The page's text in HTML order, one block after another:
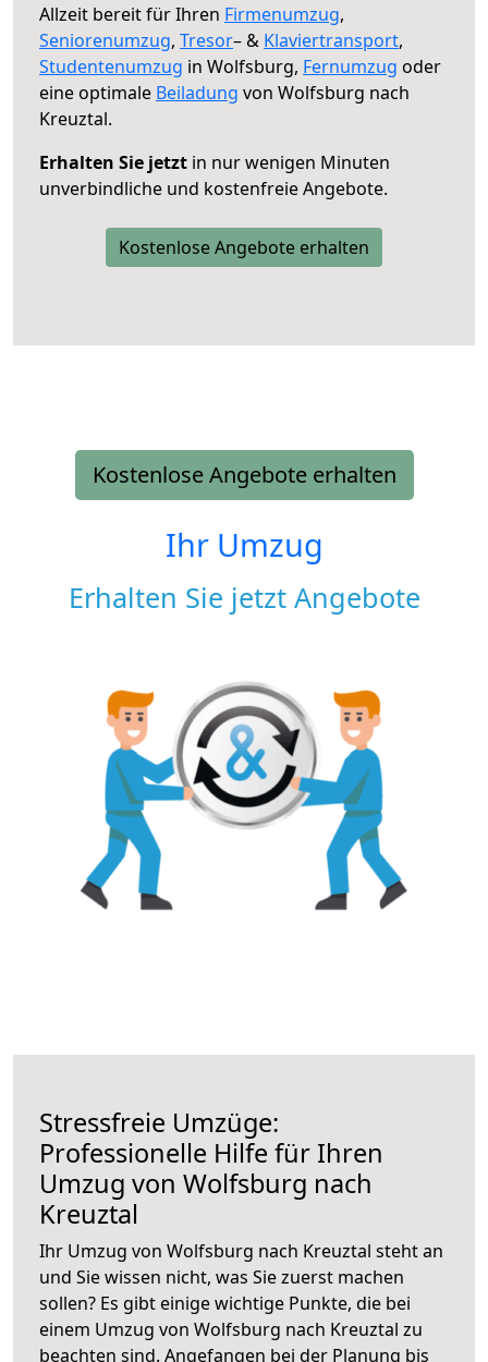
Allzeit bereit für Ihren Firmenumzug,
Seniorenumzug, Tresor– & Klaviertransport,
Studentenumzug in Wolfsburg, Fernumzug oder
eine optimale Beiladung von Wolfsburg nach
Kreuztal.
Erhalten Sie jetzt in nur wenigen Minuten
unverbindliche und kostenfreie Angebote.
Kostenlose Angebote erhalten
Kostenlose Angebote erhalten
Ihr Umzug
Erhalten Sie jetzt Angebote
Stressfreie Umzüge:
Professionelle Hilfe für Ihren
Umzug von Wolfsburg nach
Kreuztal
Ihr Umzug von Wolfsburg nach Kreuztal steht an
und Sie wissen nicht, was Sie zuerst machen
sollen? Es gibt einige wichtige Punkte, die bei
einem Umzug von Wolfsburg nach Kreuztal zu
beachten sind. Angefangen bei der Planung bis